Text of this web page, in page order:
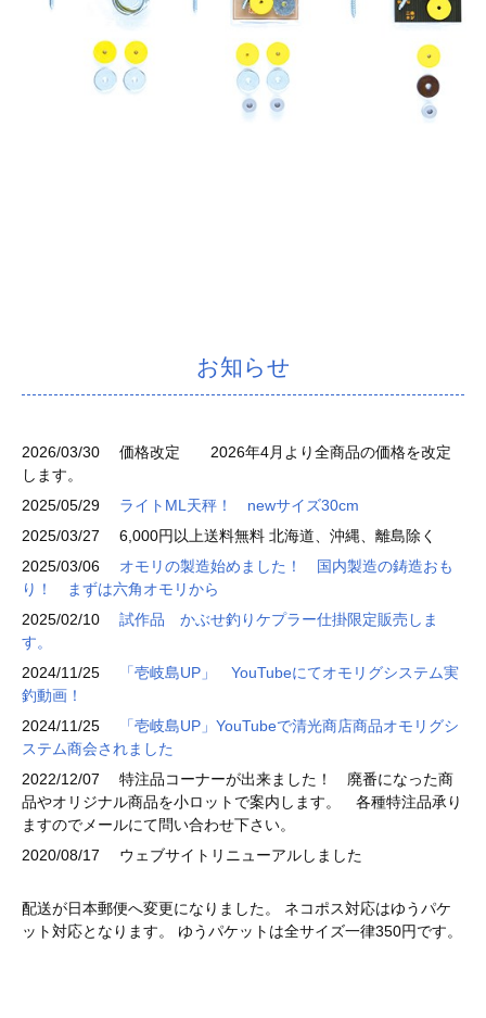
お知らせ
2026/03/30
価格改定 2026年4月より全商品の価格を改定
します。
2025/05/29
ライトML天秤！ newサイズ30cm
2025/03/27
6,000円以上送料無料 北海道、沖縄、離島除く
2025/03/06
オモリの製造始めました！ 国内製造の鋳造おも
り！ まずは六角オモリから
2025/02/10
試作品 かぶせ釣りケプラー仕掛限定販売しま
す。
2024/11/25
「壱岐島UP」 YouTubeにてオモリグシステム実
釣動画！
2024/11/25
「壱岐島UP」YouTubeで清光商店商品オモリグシ
ステム商会されました
2022/12/07
特注品コーナーが出来ました！ 廃番になった商
品やオリジナル商品を小ロットで案内します。 各種特注品承り
ますのでメールにて問い合わせ下さい。
2020/08/17
ウェブサイトリニューアルしました
配送が日本郵便へ変更になりました。 ネコポス対応はゆうパケ
ット対応となります。 ゆうパケットは全サイズ一律350円です。